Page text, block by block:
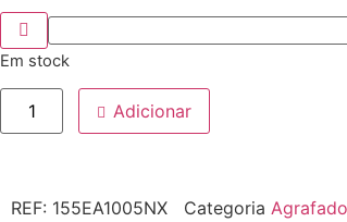
Em stock
Adicionar
REF: 155EA1005NX Categoria